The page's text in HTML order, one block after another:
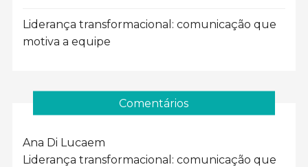
Liderança transformacional: comunicação que
motiva a equipe
Comentários
Ana Di Lucaem
Liderança transformacional: comunicação que